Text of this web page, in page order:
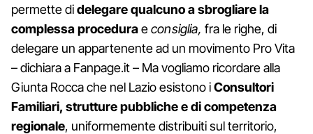
permette didelegare qualcuno a sbrogliare la
complessa proceduraeconsiglia, fra le righe, di
delegare un appartenente ad un movimento Pro Vita
– dichiara a Fanpage.it – Ma vogliamo ricordare alla
Giunta Rocca che nel Lazio esistono iConsultori
Familiari, strutture pubbliche e di competenza
regionale, uniformemente distribuiti sul territorio,